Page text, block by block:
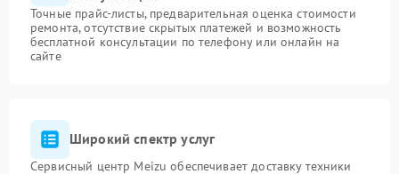
Точные прайс-листы, предварительная оценка стоимости
ремонта, отсутствие скрытых платежей и возможность
бесплатной консультации по телефону или онлайн на
сайте
Широкий спектр услуг
Сервисный центр Meizu обеспечивает доставку техники